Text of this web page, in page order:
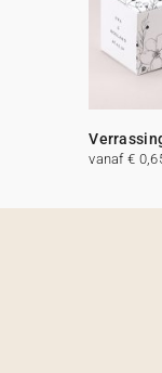
vanaf €